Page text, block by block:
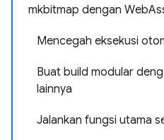
mkbitmap dengan
Mencegah eksekusi
Buat build modular
lainnya
Jalankan fungsi utama